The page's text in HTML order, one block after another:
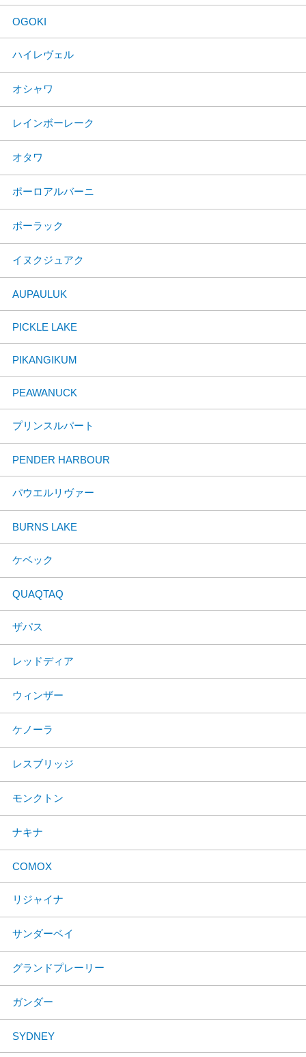
OGOKI
ハイレヴェル
オシャワ
レインボーレーク
オタワ
ポーロアルバーニ
ポーラック
イヌクジュアク
AUPAULUK
PICKLE LAKE
PIKANGIKUM
PEAWANUCK
プリンスルパート
PENDER HARBOUR
パウエルリヴァー
BURNS LAKE
ケベック
QUAQTAQ
ザパス
レッドディア
ウィンザー
ケノーラ
レスブリッジ
モンクトン
ナキナ
COMOX
リジャイナ
サンダーベイ
グランドプレーリー
ガンダー
SYDNEY